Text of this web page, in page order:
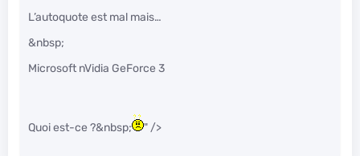
L’autoquote est mal mais…
&nbsp;
Microsoft nVidia GeForce 3
Quoi est-ce ?&nbsp; " />